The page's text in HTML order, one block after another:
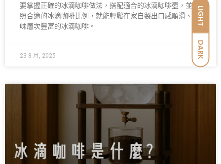
LIGHT
DARK
要掌握正確的冰滴咖啡做法，搭配適合的冰滴咖啡壺，並依
照合適的冰滴咖啡比例，就能輕鬆在家自製出口感順滑、風
味層次豐富的冰滴咖啡。
23 8 月, 2025